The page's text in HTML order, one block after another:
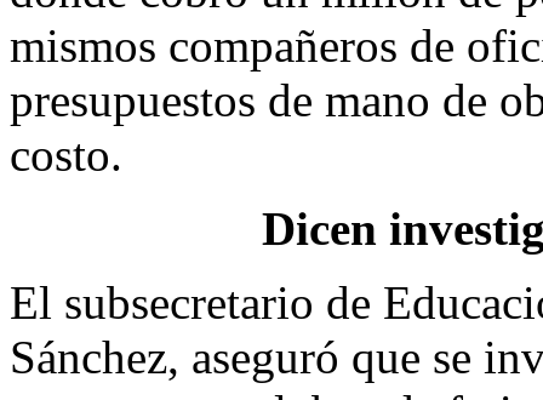
mismos compañeros de
presupuestos de mano de
costo.
Dicen
El subsecretario de
Sánchez, aseguró que se